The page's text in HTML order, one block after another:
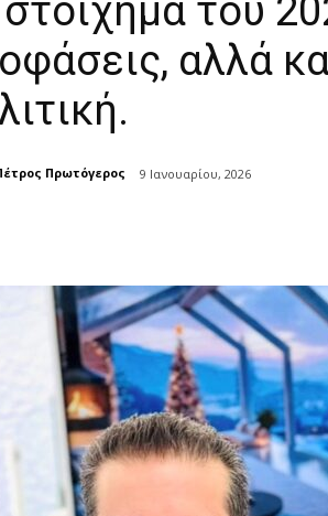
του
αλλά
Πρωτόγερος 9 Ιανουαρίου, 2026